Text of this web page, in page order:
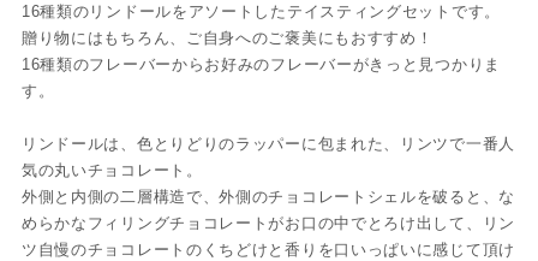
16種類のリンドールをアソートしたテイスティングセットです。
贈り物にはもちろん、ご自身へのご褒美にもおすすめ！
16種類のフレーバーからお好みのフレーバーがきっと見つかりま
す。
リンドールは、色とりどりのラッパーに包まれた、リンツで一番人
気の丸いチョコレート。
外側と内側の二層構造で、外側のチョコレートシェルを破ると、な
めらかなフィリングチョコレートがお口の中でとろけ出して、リン
ツ自慢のチョコレートのくちどけと香りを口いっぱいに感じて頂け